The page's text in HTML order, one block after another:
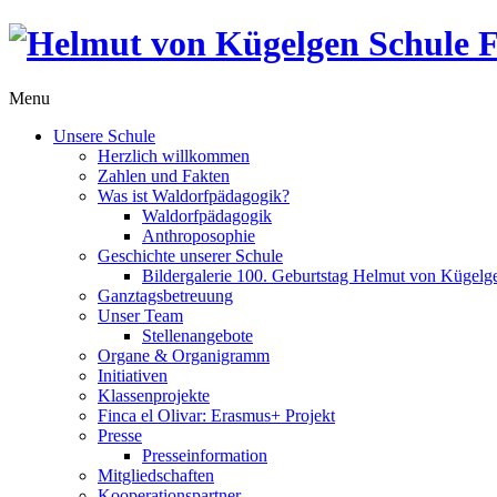
Menu
Unsere Schule
Herzlich willkommen
Zahlen und Fakten
Was ist Waldorfpädagogik?
Waldorfpädagogik
Anthroposophie
Geschichte unserer Schule
Bildergalerie 100. Geburtstag Helmut von
Ganztagsbetreuung
Unser Team
Stellenangebote
Organe & Organigramm
Initiativen
Klassenprojekte
Finca el Olivar: Erasmus+ Projekt
Presse
Presseinformation
Mitgliedschaften